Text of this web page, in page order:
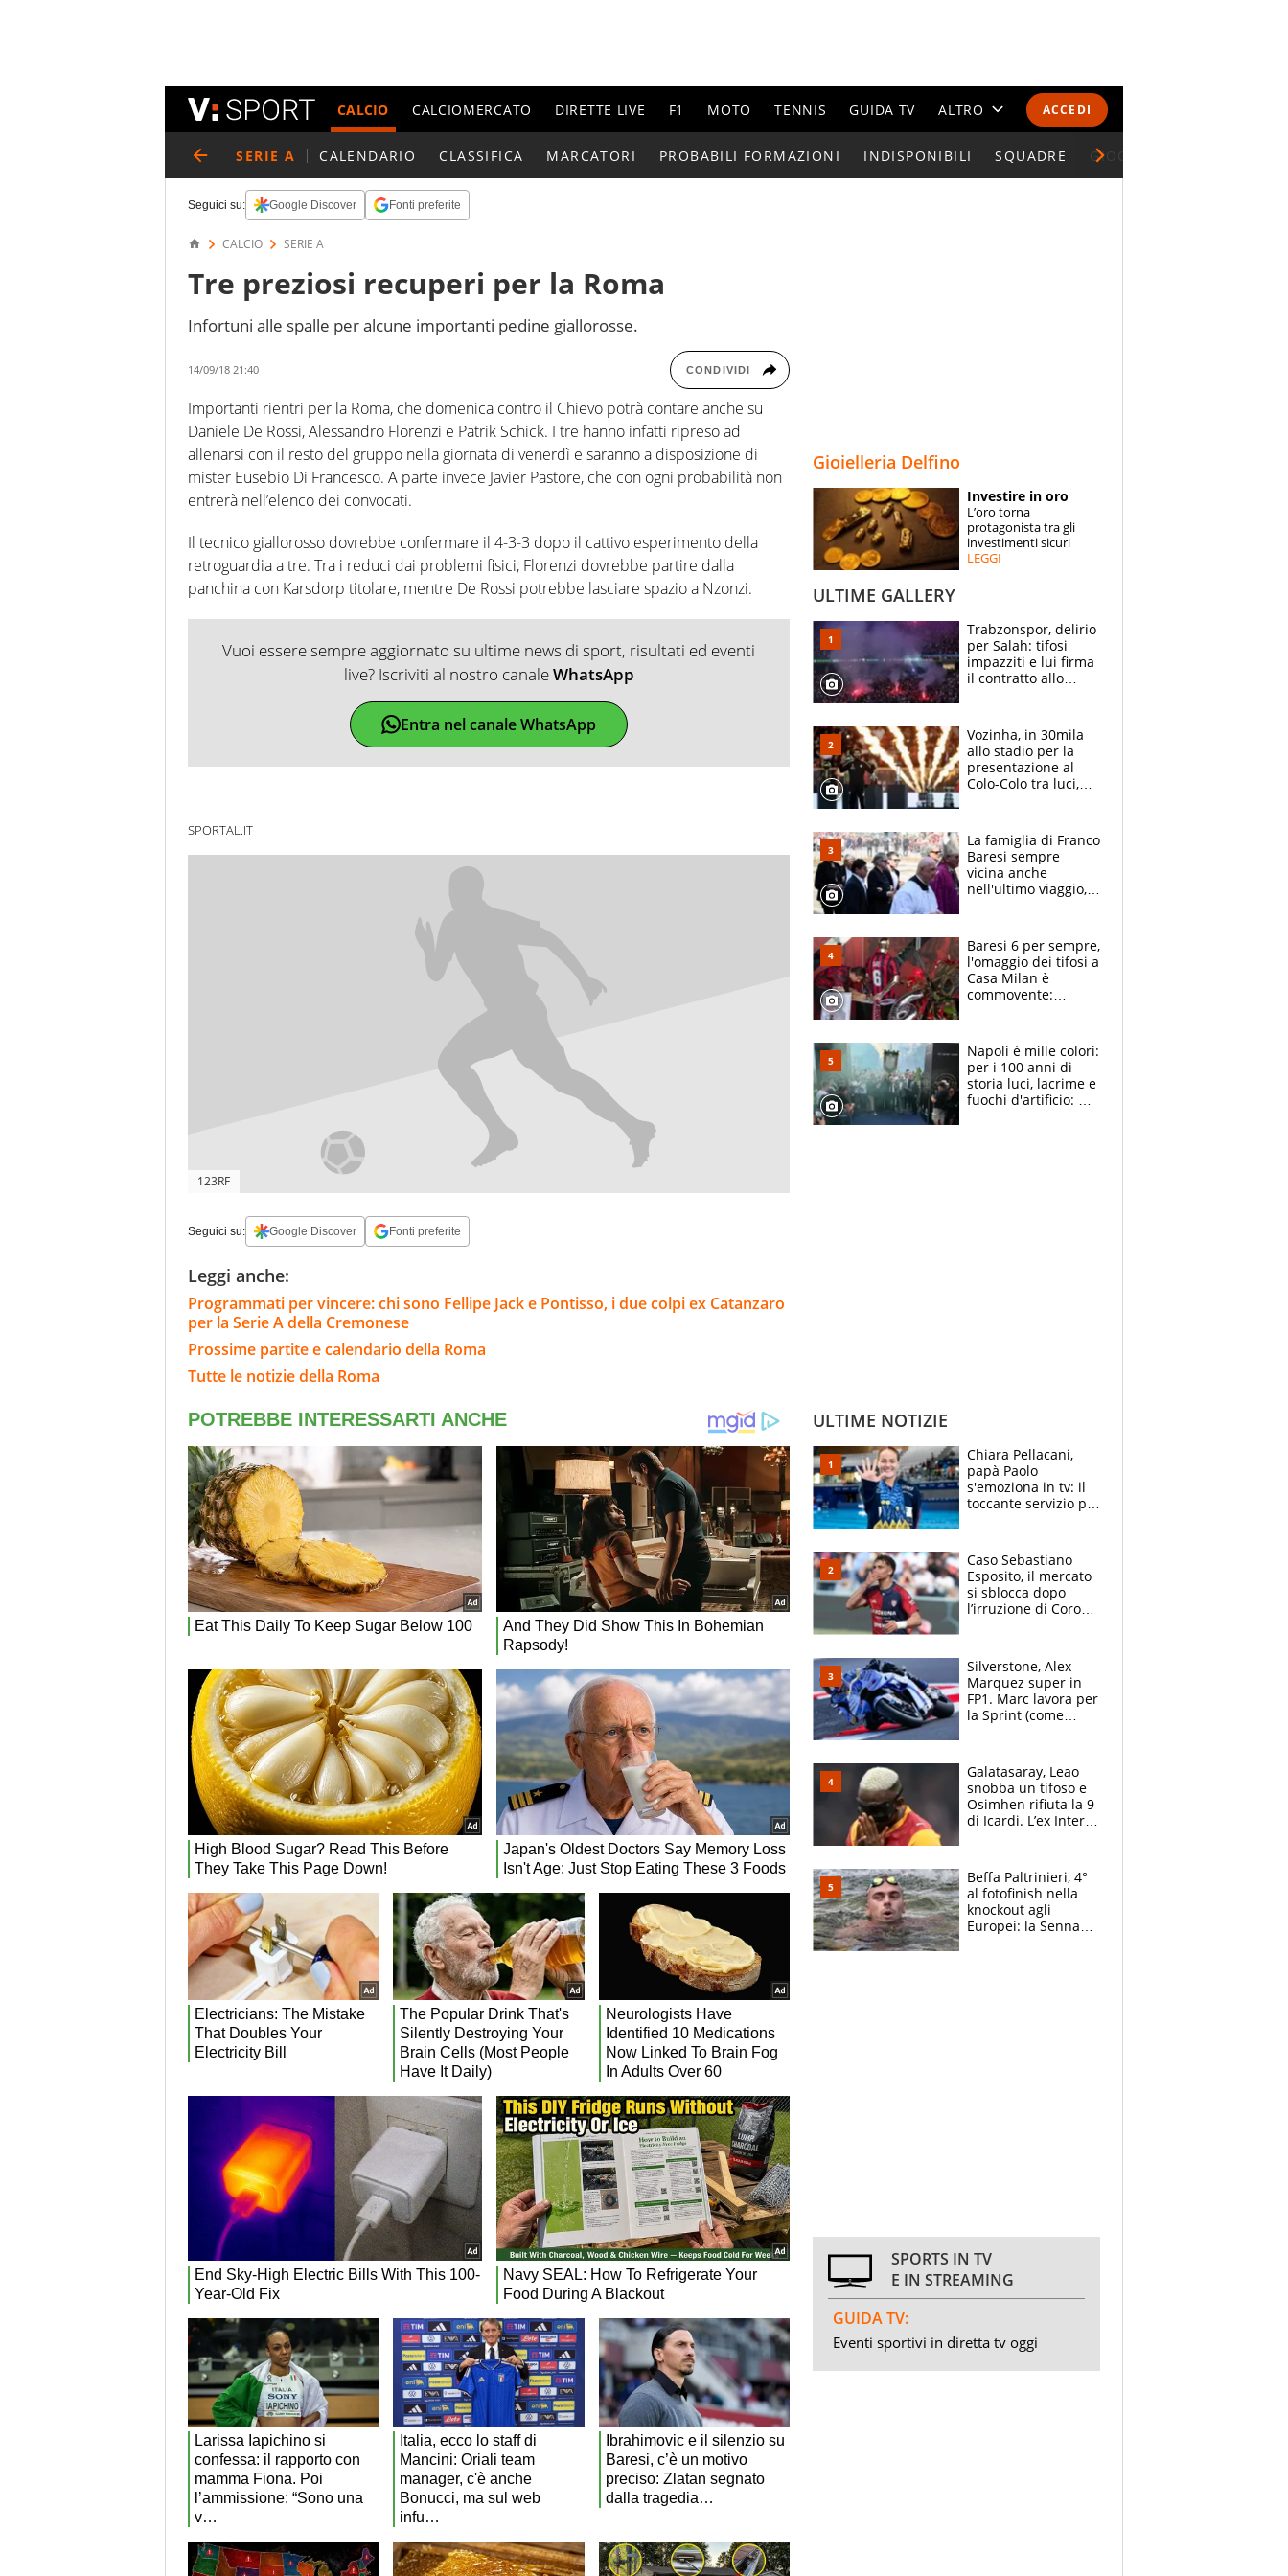
ACCEDI
CALCIO CALCIOMERCATO DIRETTE LIVE F1 MOTO TENNIS GUIDA TV ALTRO
CALENDARI E CLASSIFICHE
ESPERTI
CONTATTI
SERIE A CALENDARIO CLASSIFICA MARCATORI PROBABILI FORMAZIONI INDISPONIBILI SQUADRE GIOCATORI SERIE A
Seguici su: Google Discover Fonti preferite
CALCIO SERIE A
Tre preziosi recuperi per la Roma
Infortuni alle spalle per alcune importanti pedine giallorosse.
14/09/18 21:40 CONDIVIDI
Importanti rientri per la Roma, che domenica contro il Chievo potrà contare anche su
Daniele De Rossi, Alessandro Florenzi e Patrik Schick. I tre hanno infatti ripreso ad
allenarsi con il resto del gruppo nella giornata di venerdì e saranno a disposizione di
mister Eusebio Di Francesco. A parte invece Javier Pastore, che con ogni probabilità non
entrerà nell’elenco dei convocati.
Il tecnico giallorosso dovrebbe confermare il 4-3-3 dopo il cattivo esperimento della
retroguardia a tre. Tra i reduci dai problemi fisici, Florenzi dovrebbe partire dalla
panchina con Karsdorp titolare, mentre De Rossi potrebbe lasciare spazio a Nzonzi.
Vuoi essere sempre aggiornato su ultime news di sport, risultati ed eventi
live? Iscriviti al nostro canaleWhatsApp
Entra nel canale WhatsApp
SPORTAL.IT
123RF
Seguici su: Google Discover Fonti preferite
Leggi anche:
Programmati per vincere: chi sono Fellipe Jack e Pontisso, i due colpi ex Catanzaro
per la Serie A della Cremonese
Prossime partite e calendario della Roma
Tutte le notizie della Roma
Gioielleria Delfino
Investire in oro
L’oro torna
protagonista tra gli
investimenti sicuri
LEGGI
ULTIME GALLERY
Trabzonspor, delirio
per Salah: tifosi
impazziti e lui firma
il contratto allo
Vozinha, in 30mila
allo stadio per la
presentazione al
Colo-Colo tra luci,
La famiglia di Franco
Baresi sempre
vicina anche
nell'ultimo viaggio,
circondati
dall'affetto dei tifosi
Baresi 6 per sempre,
l'omaggio dei tifosi a
Casa Milan è
commovente:
bigliettini
Napoli è mille colori:
per i 100 anni di
storia luci, lacrime e
fuochi d'artificio: De
ULTIME NOTIZIE
Chiara Pellacani,
papà Paolo
s'emoziona in tv: il
toccante servizio per
Caso Sebastiano
Esposito, il mercato
si sblocca dopo
l’irruzione di Corona
due big
Silverstone, Alex
Marquez super in
FP1. Marc lavora per
la Sprint (come
Galatasaray, Leao
snobba un tifoso e
Osimhen rifiuta la 9
di Icardi. L’ex Inter
Beffa Paltrinieri, 4°
al fotofinish nella
knockout agli
Europei: la Senna
SPORTS IN TV
E IN STREAMING
GUIDA TV:
Eventi sportivi in diretta tv oggi